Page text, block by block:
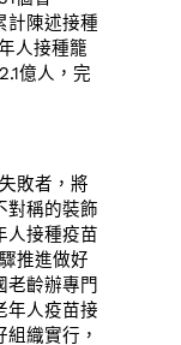
計陳述接種
人接種籠
億人，完
敗者，將
對稱的裝飾
人接種疫苗
推進做好
老齡辦專門
年人疫苗接
織實行，